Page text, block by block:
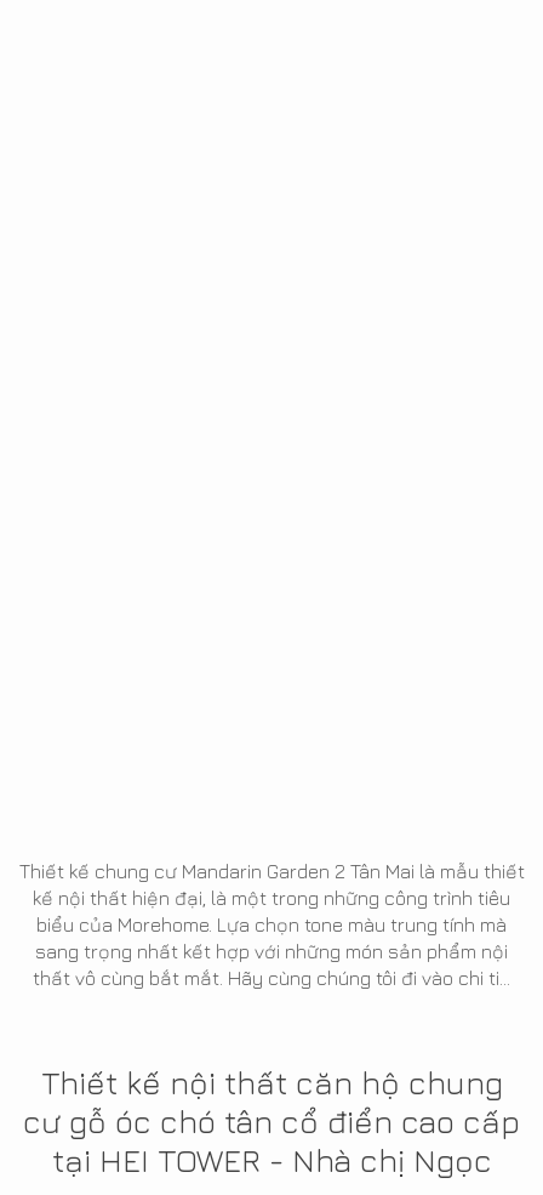
Thiết kế chung cư Mandarin Garden 2 Tân Mai là mẫu thiết
kế nội thất hiện đại, là một trong những công trình tiêu
biểu của Morehome. Lựa chọn tone màu trung tính mà
sang trọng nhất kết hợp với những món sản phẩm nội
thất vô cùng bắt mắt. Hãy cùng chúng tôi đi vào chi ti...
Thiết kế nội thất căn hộ chung
cư gỗ óc chó tân cổ điển cao cấp
tại HEI TOWER - Nhà chị Ngọc